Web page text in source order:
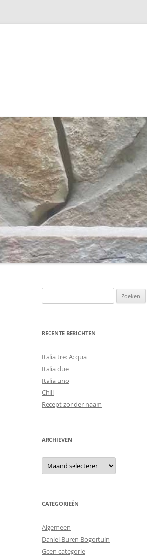
naar:
RECENTE BERICHTEN
Italia tre: Acqua
Italia due
Italia uno
Chili
Recept zonder naam
ARCHIEVEN
Archieven
CATEGORIEËN
Algemeen
Daniel Buren Bogortuin
Geen categorie